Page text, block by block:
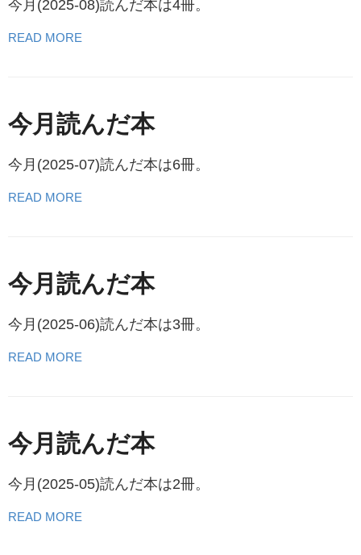
今月(2025-08)読んだ本は4冊。
READ MORE
今月読んだ本
今月(2025-07)読んだ本は6冊。
READ MORE
今月読んだ本
今月(2025-06)読んだ本は3冊。
READ MORE
今月読んだ本
今月(2025-05)読んだ本は2冊。
READ MORE